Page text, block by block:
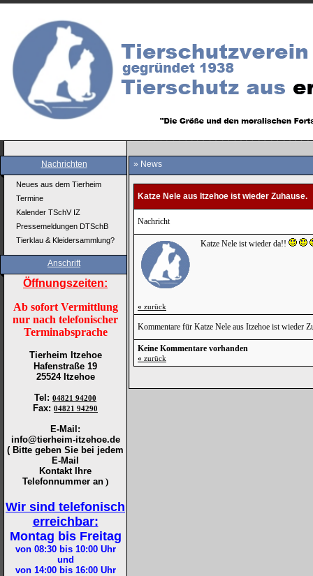
Nachrichten
Neues aus dem Tierheim
Termine
Kalender TSchV IZ
Pressemeldungen DTSchB
Tierklau & Kleidersammlung?
Anschrift
Öffnungszeiten:
Ab sofort Vermittlung
nur nach telefonischer
Terminabsprache
Tierheim Itzehoe
Hafenstraße 19
25524 Itzehoe
Tel : 04821 94200
Fax: 04821 94290
E-Mail:
info@tierheim-itzehoe.de
( Bitte geben Sie bei jedem
E-Mail
Kontakt Ihre
Telefonnummer an )
Wir sind telefonisch
erreichbar:
Montag bis Freitag
von 08:30 bis 10:00Uhr
und
von 14:00 bis 16:00Uhr
» News
Katze Nele aus Itzehoe ist wieder Zuhause.
Nachricht
Katze Nele ist wieder da!!
« zurück
Kommentare für Katze Nele aus Itzehoe ist wieder
Keine Kommentare vorhanden
« zurück